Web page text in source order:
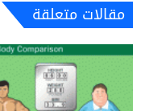
مقالات متعلقة